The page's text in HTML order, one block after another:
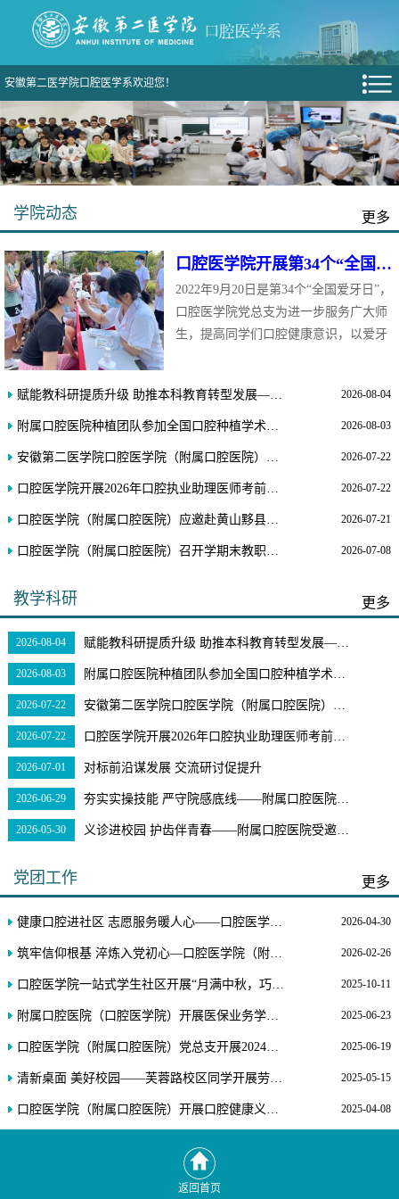
安徽第二医学院口腔医学系欢迎您！
学院动态 更多
口腔医学院开展第34个“全国爱牙日”特色校园活动
2022年9月20日是第34个“全国爱牙日”，
口腔医学院党总支为进一步服务广大师
生，提高同学们口腔健康意识，以爱牙
动。“你我同心，师生共约”口腔义诊活
动口腔医学院为提高师生口腔...
赋能教科研提质升级 助推本科教育转型发展——口腔医学院（附属口腔医院）举办教科研能力提升专题讲座 2026-08-04
附属口腔医院种植团队参加全国口腔种植学术会议并作壁报交流 2026-08-03
安徽第二医学院口腔医学院（附属口腔医院）赴南京铖联激光科技开展交流 2026-07-22
口腔医学院开展2026年口腔执业助理医师考前培训 2026-07-22
口腔医学院（附属口腔医院）应邀赴黄山黟县开展健康社区行义诊活动 2026-07-21
口腔医学院（附属口腔医院）召开学期末教职工大会 2026-07-08
教学科研 更多
2026-08-04 赋能教科研提质升级 助推本科教育转型发展——口腔医学院（附属口腔医院）举办教科研能力提升专题讲座
2026-08-03 附属口腔医院种植团队参加全国口腔种植学术会议并作壁报交流
2026-07-22 安徽第二医学院口腔医学院（附属口腔医院）赴南京铖联激光科技开展交流
2026-07-22 口腔医学院开展2026年口腔执业助理医师考前培训
2026-07-01 对标前沿谋发展 交流研讨促提升
2026-06-29 夯实实操技能 严守院感底线——附属口腔医院开展口腔专业八名实习生岗前专项培训
2026-05-30 义诊进校园 护齿伴青春——附属口腔医院受邀走进高校开展口腔公益义诊活动
党团工作 更多
健康口腔进社区 志愿服务暖人心——口腔医学院（附属口腔医院）赴徽园中心广场开展口腔科普义诊活动 2026-04-30
筑牢信仰根基 淬炼入党初心—口腔医学院（附属口腔医院）党总支圆满完成2025年入党积极分子培训工作 2026-02-26
口腔医学院一站式学生社区开展“月满中秋，巧手制灯”劳 2025-10-11
附属口腔医院（口腔医学院）开展医保业务学习调研 2025-06-23
口腔医学院（附属口腔医院）党总支开展2024级学生入党启蒙教育 2025-06-19
清新桌面 美好校园——芙蓉路校区同学开展劳动教育实践活动 2025-05-15
口腔医学院（附属口腔医院）开展口腔健康义诊活动 2025-04-08
返回首页